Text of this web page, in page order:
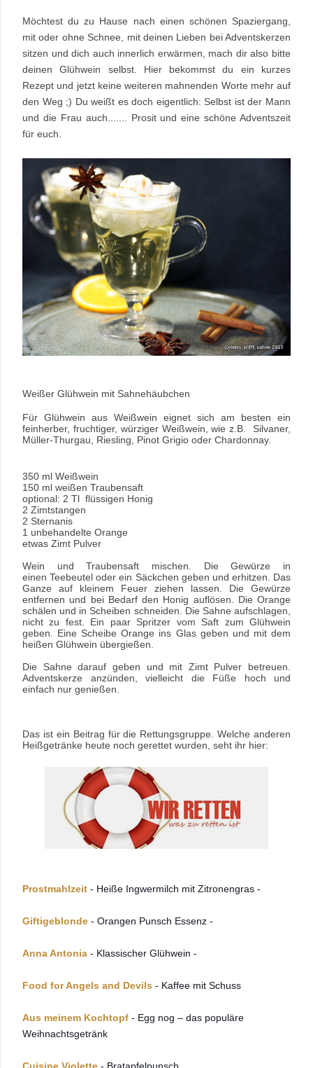
Möchtest du zu Hause nach einen schönen Spaziergang,
mit oder ohne Schnee, mit deinen Lieben bei Adventskerzen
sitzen und dich auch innerlich erwärmen, mach dir also bitte
deinen Glühwein selbst. Hier bekommst du ein kurzes
Rezept und jetzt keine weiteren mahnenden Worte mehr auf
den Weg ;) Du weißt es doch eigentlich: Selbst ist der Mann
und die Frau auch....... Prosit und eine schöne Adventszeit
für euch.
Weißer Glühwein mit Sahnehäubchen
Für Glühwein aus Weißwein eignet sich am besten ein
feinherber, fruchtiger, würziger Weißwein, wie z.B. Silvaner,
Müller-Thurgau, Riesling, Pinot Grigio oder Chardonnay.
350 ml Weißwein
150 ml weißen Traubensaft
optional: 2 Tl flüssigen Honig
2 Zimtstangen
2 Sternanis
1 unbehandelte Orange
etwas Zimt Pulver
Wein und Traubensaft mischen. Die Gewürze in
einenTeebeutel oder ein Säckchen geben und erhitzen. Das
Ganze auf kleinem Feuer ziehen lassen. Die Gewürze
entfernen und bei Bedarf den Honig auflösen. Die Orange
schälen und in Scheiben schneiden. Die Sahne aufschlagen,
nicht zu fest. Ein paar Spritzer vom Saft zum Glühwein
geben. Eine Scheibe Orange ins Glas geben und mit dem
heißen Glühwein übergießen.
Die Sahne darauf geben und mit Zimt Pulver betreuen.
Adventskerze anzünden, vielleicht die Füße hoch und
einfach nur genießen.
Das ist ein Beitrag für die Rettungsgruppe. Welche anderen
Heißgetränke heute noch gerettet wurden, seht ihr hier:
Prostmahlzeit - Heiße Ingwermilch mit Zitronengras -
Giftigeblonde - Orangen Punsch Essenz -
Anna Antonia - Klassischer Glühwein -
Food for Angels and Devils - Kaffee mit Schuss
Aus meinem Kochtopf - Egg nog – das populäre
Weihnachtsgetränk